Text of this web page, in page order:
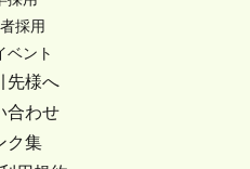
採用
ベント
先様へ
合わせ
ク集